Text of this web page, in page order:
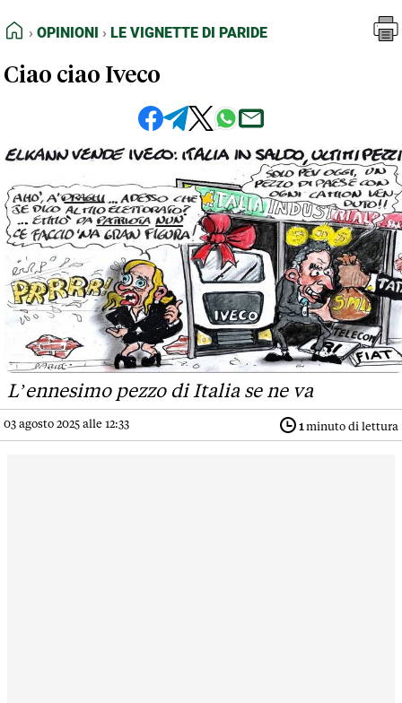
FEED RSS
NORMATIVE DEONTOLOGICHE
TERMINI e CONDIZIONI
Opinioni
Le Vignette di Paride
HOME
OPINIONI LE VIGNETTE DI PARIDE
Ciao ciao Iveco
L’ennesimo pezzo di Italia se ne va
03 agosto 2025 alle 12:33 1minuto di lettura